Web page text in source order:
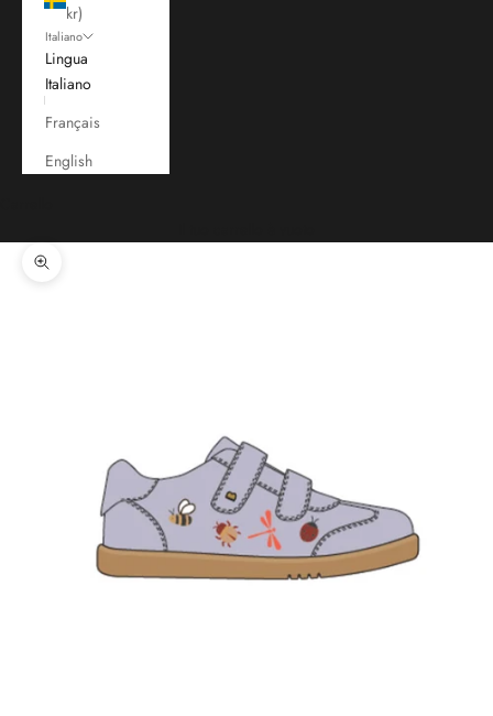
kr)
Italiano
Lingua
Italiano
Français
English
Ingrandisci immagine